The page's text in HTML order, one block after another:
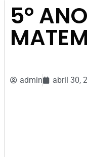
5º
admin abril 30,